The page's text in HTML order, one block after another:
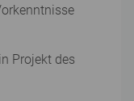
Projekt des